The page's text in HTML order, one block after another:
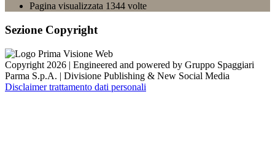
Pagina visualizzata 1344 volte
Sezione Copyright
Copyright 2026 | Engineered and powered by Gruppo Spaggiari
Parma S.p.A. | Divisione Publishing & New Social Media
Disclaimer trattamento dati personali